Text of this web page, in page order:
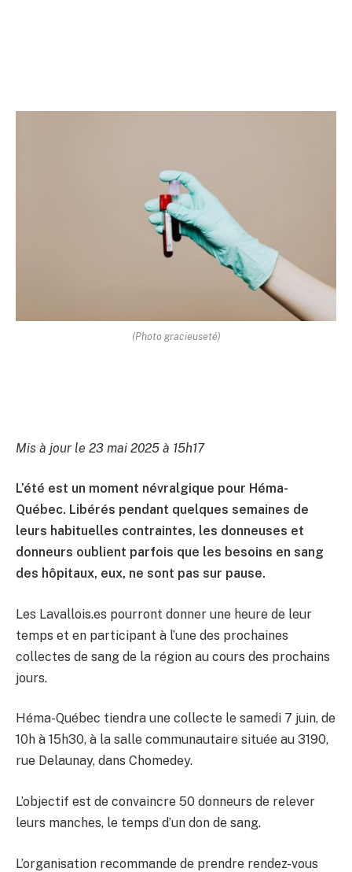
(Photo gracieuseté)
Mis à jour le 23 mai 2025 à 15h17
L’été est un moment névralgique pour Héma-
Québec. Libérés pendant quelques semaines de
leurs habituelles contraintes, les donneuses et
donneurs oublient parfois que les besoins en sang
des hôpitaux, eux, ne sont pas sur pause.
Les Lavallois.es pourront donner une heure de leur
temps et en participant à l’une des prochaines
collectes de sang de la région au cours des prochains
jours.
Héma-Québec tiendra une collecte le samedi 7 juin, de
10h à 15h30, à la salle communautaire située au 3190,
rue Delaunay, dans Chomedey.
L’objectif est de convaincre 50 donneurs de relever
leurs manches, le temps d’un don de sang.
L’organisation recommande de prendre rendez-vous